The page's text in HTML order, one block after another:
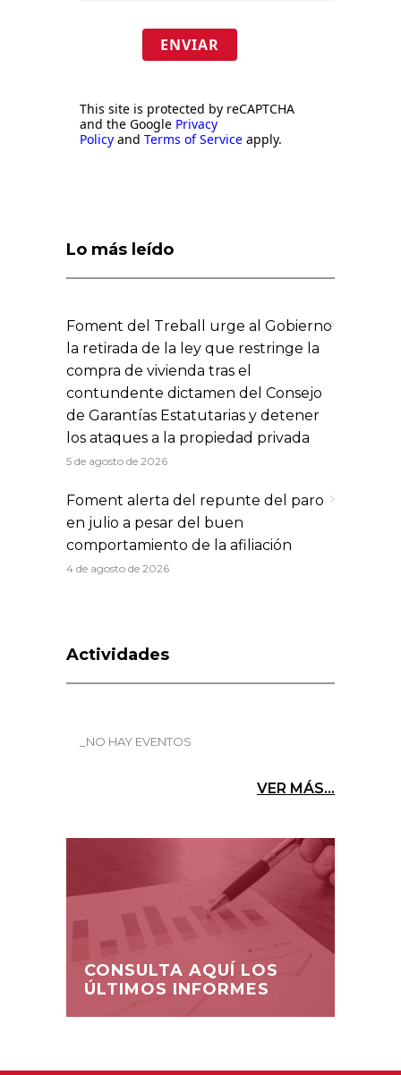
ENVIAR
This site is protected by reCAPTCHA
and the Google Privacy
Policy and Terms of Service apply.
Lo más leído
Foment del Treball urge al Gobierno
la retirada de la ley que restringe la
compra de vivienda tras el
contundente dictamen del Consejo
de Garantías Estatutarias y detener
los ataques a la propiedad privada
5 de agosto de 2026
Foment alerta del repunte del paro
en julio a pesar del buen
comportamiento de la afiliación
4 de agosto de 2026
Actividades
_NO HAY EVENTOS
VER MÁS...
CONSULTA AQUÍ LOS
ÚLTIMOS INFORMES